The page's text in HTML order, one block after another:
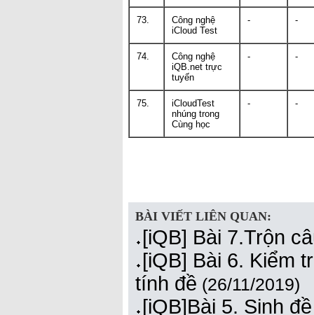
73.
Công nghệ
iCloud Test
- -
74.
Công nghệ
iQB.net trực
tuyến
- -
75.
iCloudTest
nhúng trong
Cùng học
- -
BÀI VIẾT LIÊN QUAN:
[iQB] Bài 7.Trộn
[iQB] Bài 6. Kiểm
tính đề (26/11/2019)
[iQB]Bài 5. Sinh